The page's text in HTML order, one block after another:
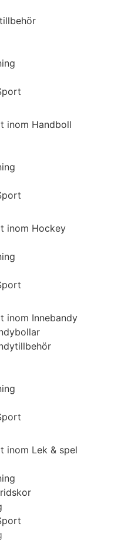
inom Handboll
inom Hockey
inom Innebandy
inom Lek & spel